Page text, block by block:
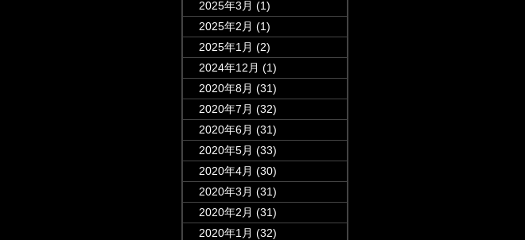
2025年3月 (1)
2025年2月 (1)
2025年1月 (2)
2024年12月 (1)
2020年8月 (31)
2020年7月 (32)
2020年6月 (31)
2020年5月 (33)
2020年4月 (30)
2020年3月 (31)
2020年2月 (31)
2020年1月 (32)